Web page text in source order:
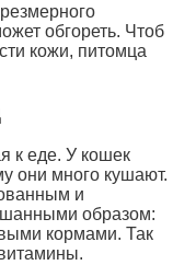
обгореть. Чтоб
кожи, питомца
к еде. У кошек
они много кушают.
и
образом:
кормами. Так